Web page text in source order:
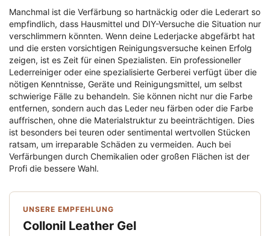
Manchmal ist die Verfärbung so hartnäckig oder die Lederart so
empfindlich, dass Hausmittel und DIY-Versuche die Situation nur
verschlimmern könnten. Wenn deine Lederjacke abgefärbt hat
und die ersten vorsichtigen Reinigungsversuche keinen Erfolg
zeigen, ist es Zeit für einen Spezialisten. Ein professioneller
Lederreiniger oder eine spezialisierte Gerberei verfügt über die
nötigen Kenntnisse, Geräte und Reinigungsmittel, um selbst
schwierige Fälle zu behandeln. Sie können nicht nur die Farbe
entfernen, sondern auch das Leder neu färben oder die Farbe
auffrischen, ohne die Materialstruktur zu beeinträchtigen. Dies
ist besonders bei teuren oder sentimental wertvollen Stücken
ratsam, um irreparable Schäden zu vermeiden. Auch bei
Verfärbungen durch Chemikalien oder großen Flächen ist der
Profi die bessere Wahl.
UNSERE EMPFEHLUNG
Collonil Leather Gel